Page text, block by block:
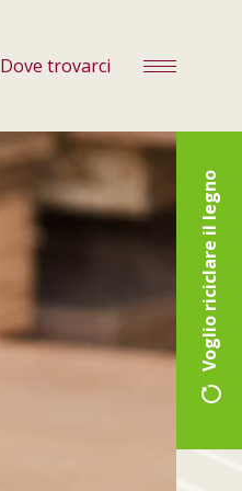
Dove trovarci
Voglio riciclare il legno